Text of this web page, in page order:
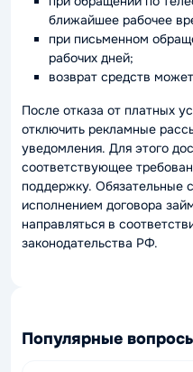
ближайшее рабочее
при письменном
рабочих дней;
возврат средств
После отказа от платных
отключить рекламные
уведомления. Для этого
соответствующее
поддержку. Обязательные
исполнением договора
направляться в
законодательства РФ.
Популярные